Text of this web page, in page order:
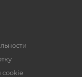
cookie